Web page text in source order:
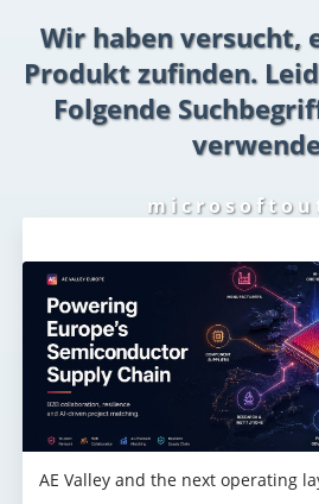
Wir haben versucht,
Produkt zufinden.
Folgende
m i c r o s o f t o u
AE Valley and the next operating